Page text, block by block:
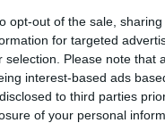
opt-out of the sale,
for targeted
selection. Please note that
interest-based ads
to third parties
of your personal
Σπανού
11(1),